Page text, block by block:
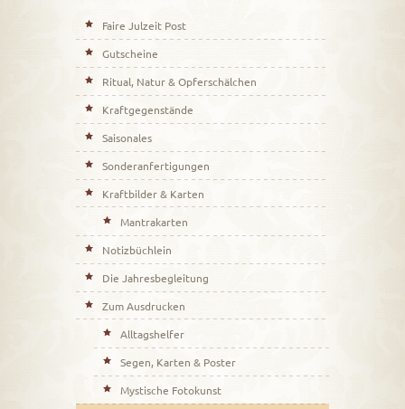
Faire Julzeit Post
Gutscheine
Ritual, Natur & Opferschälchen
Kraftgegenstände
Saisonales
Sonderanfertigungen
Kraftbilder & Karten
Mantrakarten
Notizbüchlein
Die Jahresbegleitung
Zum Ausdrucken
Alltagshelfer
Segen, Karten & Poster
Mystische Fotokunst